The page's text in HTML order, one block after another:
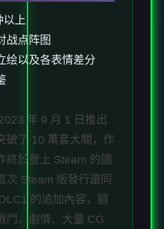
以上
战点阵图
绘以及各表情差分
年 9 月 1 日推出
破了 10 萬套大關，作
終於登上 Steam 的國
次 Steam 版發行還同
的追加內容，額
鬥、劇情、大量 CG